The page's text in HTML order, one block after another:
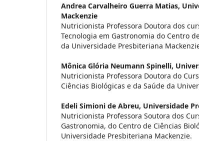
Andrea Carvalheiro Guerra Matias,
Mackenzie
Nutricionista Professora Doutora dos
Tecnologia em Gastronomia do Centro
da Universidade Presbiteriana
Mônica Glória Neumann Spinelli,
Nutricionista Professora Doutora do
Ciências Biológicas e da Saúde da
Edeli Simioni de Abreu, Universidade
Nutricionista Professora Soutora dos
Gastronomia, do Centro de Ciências
Universidade Presbiteriana Mackenzie.